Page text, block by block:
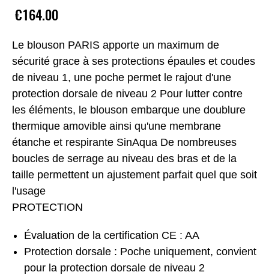
Le blouson PARIS apporte un maximum de
sécurité grace à ses protections épaules et coudes
de niveau 1, une poche permet le rajout d'une
protection dorsale de niveau 2 Pour lutter contre
les éléments, le blouson embarque une doublure
thermique amovible ainsi qu'une membrane
étanche et respirante SinAqua De nombreuses
boucles de serrage au niveau des bras et de la
taille permettent un ajustement parfait quel que soit
l'usage
PROTECTION
Évaluation de la certification CE : AA
Protection dorsale : Poche uniquement, convient
pour la protection dorsale de niveau 2
€164.00